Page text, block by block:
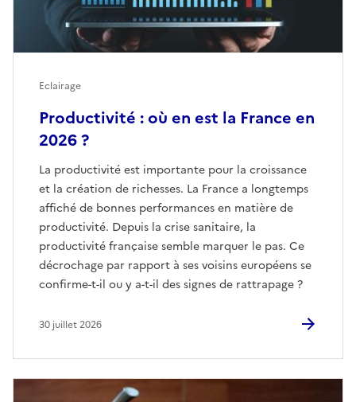
Productivité : où en est la France en
2026 ?
La productivité est importante pour la croissance
et la création de richesses. La France a longtemps
affiché de bonnes performances en matière de
productivité. Depuis la crise sanitaire, la
productivité française semble marquer le pas. Ce
décrochage par rapport à ses voisins européens se
confirme-t-il ou y a-t-il des signes de rattrapage ?
Eclairage
30 juillet 2026